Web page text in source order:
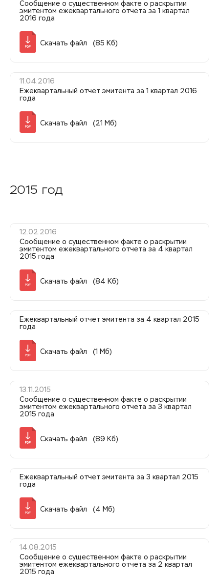
Сообщение о существенном факте о раскрытии
эмитентом ежеквартального отчета за 1 квартал
2016 года
PDF
Скачать файл (85 Кб)
11.04.2016
Ежеквартальный отчет эмитента за 1 квартал 2016
года
PDF
Скачать файл (21 Мб)
2015 год
12.02.2016
Сообщение о существенном факте о раскрытии
эмитентом ежеквартального отчета за 4 квартал
2015 года
PDF
Скачать файл (84 Кб)
Ежеквартальный отчет эмитента за 4 квартал 2015
года
PDF
Скачать файл (1 Мб)
13.11.2015
Сообщение о существенном факте о раскрытии
эмитентом ежеквартального отчета за 3 квартал
2015 года
PDF
Скачать файл (89 Кб)
Ежеквартальный отчет эмитента за 3 квартал 2015
года
PDF
Скачать файл (4 Мб)
14.08.2015
Сообщение о существенном факте о раскрытии
эмитентом ежеквартального отчета за 2 квартал
2015 года